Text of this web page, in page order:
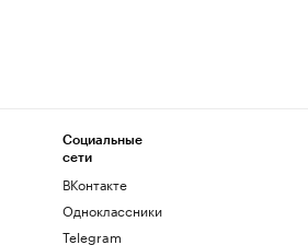
Социальные
сети
ВКонтакте
Одноклассники
Telegram